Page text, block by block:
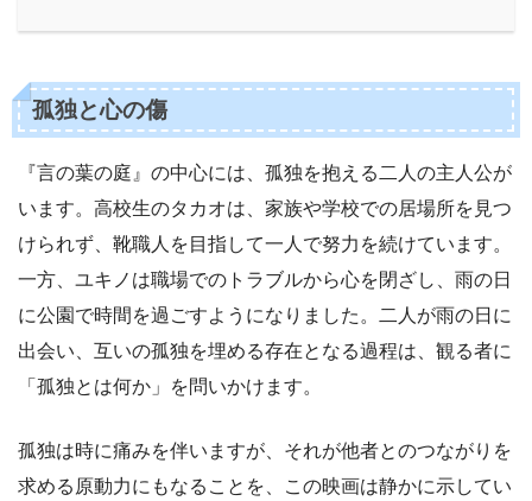
孤独と心の傷
『言の葉の庭』の中心には、孤独を抱える二人の主人公が
います。高校生のタカオは、家族や学校での居場所を見つ
けられず、靴職人を目指して一人で努力を続けています。
一方、ユキノは職場でのトラブルから心を閉ざし、雨の日
に公園で時間を過ごすようになりました。二人が雨の日に
出会い、互いの孤独を埋める存在となる過程は、観る者に
「孤独とは何か」を問いかけます。
孤独は時に痛みを伴いますが、それが他者とのつながりを
求める原動力にもなることを、この映画は静かに示してい